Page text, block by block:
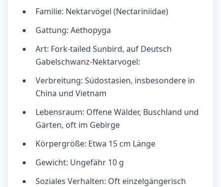
Familie: Nektarvögel (Nectariniidae)
Gattung: Aethopyga
Art: Fork-tailed Sunbird, auf Deutsch
Gabelschwanz-Nektarvogel:
Verbreitung: Südostasien, insbesondere in
China und Vietnam
Lebensraum: Offene Wälder, Buschland und
Gärten, oft im Gebirge
Körpergröße: Etwa 15 cm Länge
Gewicht: Ungefähr 10 g
Soziales Verhalten: Oft einzelgängerisch